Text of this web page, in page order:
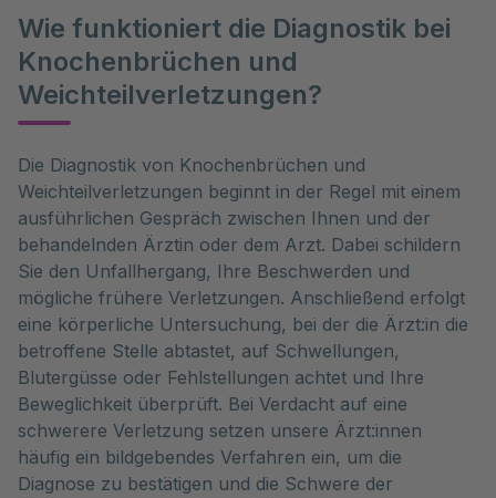
Wie funktioniert die Diagnostik bei
Knochenbrüchen und
Weichteilverletzungen?
Die Diagnostik von Knochenbrüchen und
Weichteilverletzungen beginnt in der Regel mit einem
ausführlichen Gespräch zwischen Ihnen und der
behandelnden Ärztin oder dem Arzt. Dabei schildern
Sie den Unfallhergang, Ihre Beschwerden und
mögliche frühere Verletzungen. Anschließend erfolgt
eine körperliche Untersuchung, bei der die Ärzt:in die
betroffene Stelle abtastet, auf Schwellungen,
Blutergüsse oder Fehlstellungen achtet und Ihre
Beweglichkeit überprüft. Bei Verdacht auf eine
schwerere Verletzung setzen unsere Ärzt:innen
häufig ein bildgebendes Verfahren ein, um die
Diagnose zu bestätigen und die Schwere der